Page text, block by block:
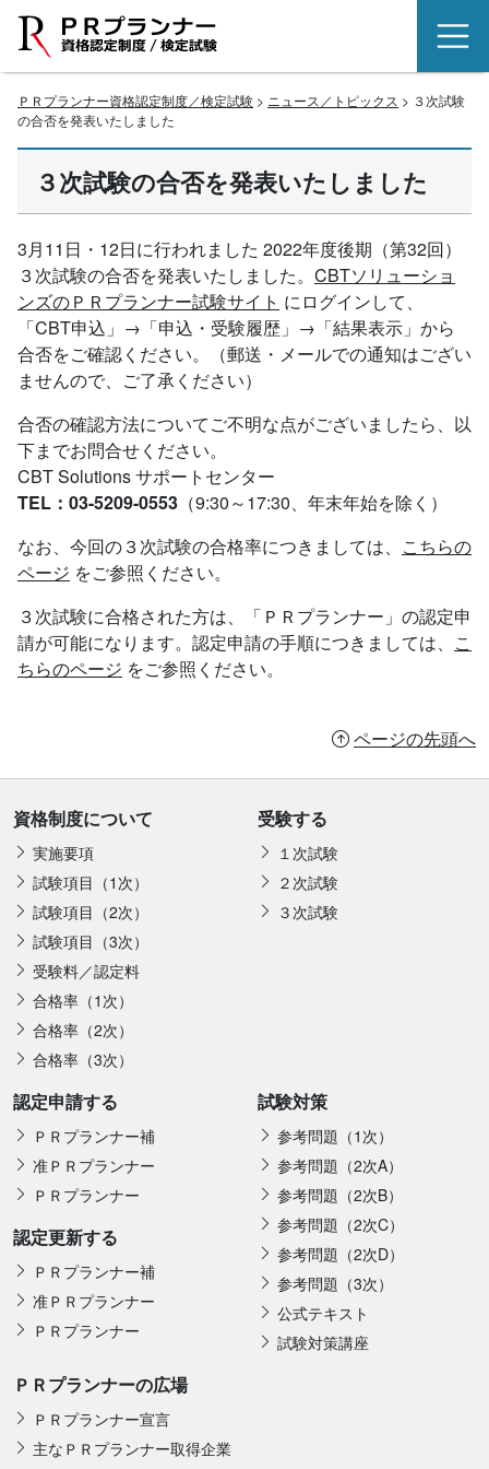
ＰＲプランナー資格認定制度／検定試験 > ニュース／トピックス > ３次試験
の合否を発表いたしました
３次試験の合否を発表いたしました
3月11日・12日に行われました 2022年度後期（第32回）
３次試験の合否を発表いたしました。 CBTソリューショ
ンズのＰＲプランナー試験サイト にログインして、
「CBT申込」→「申込・受験履歴」→「結果表示」から
合否をご確認ください。（郵送・メールでの通知はござい
ませんので、ご了承ください）
合否の確認方法についてご不明な点がございましたら、以
下までお問合せください。
CBT Solutions サポートセンター
TEL：03-5209-0553 （9:30～17:30、年末年始を除く）
なお、今回の３次試験の合格率につきましては、 こちらの
ページ をご参照ください。
３次試験に合格された方は、「ＰＲプランナー」の認定申
請が可能になります。認定申請の手順につきましては、 こ
ちらのページ をご参照ください。
ページの先頭へ
資格制度について
実施要項
試験項目（1次）
試験項目（2次）
試験項目（3次）
受験料／認定料
合格率（1次）
合格率（2次）
合格率（3次）
受験する
１次試験
２次試験
３次試験
認定申請する
ＰＲプランナー補
准ＰＲプランナー
ＰＲプランナー
認定更新する
ＰＲプランナー補
准ＰＲプランナー
ＰＲプランナー
試験対策
参考問題（1次）
参考問題（2次A）
参考問題（2次B）
参考問題（2次C）
参考問題（2次D）
参考問題（3次）
公式テキスト
試験対策講座
ＰＲプランナーの広場
ＰＲプランナー宣言
主なＰＲプランナー取得企業